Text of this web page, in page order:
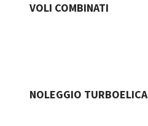
VOLI COMBINATI
NOLEGGIO TURBOELICA